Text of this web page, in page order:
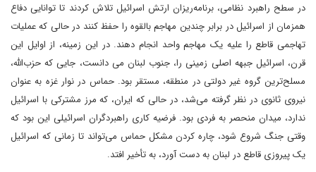
در سطح راهبرد نظامی، برنامه‌ریزان ارتش اسرائیل تلاش کردند تا توانایی دفاع
همزمان از اسرائیل در برابر چندین مهاجم بالقوه را حفظ کنند در حالی که عملیات
تهاجمی قاطع را علیه یک مهاجم واحد انجام دهند. در این زمینه، از اوایل این
قرن، اسرائیل جبهه اصلی زمینی را، جنوب لبنان می دانست، جایی که حزب‌الله،
مسلح‌ترین گروه غیر دولتی در منطقه، مستقر بود. حماس در نوار غزه به عنوان
نیروی ثانوی در نظر گرفته می‌شد، در حالی که ایران، که مرز مشترکی با اسرائیل
ندارد، میدان منحصر به فردی بود. فرضیه کاری راهبردگران اسرائیلی این بود که
وقتی جنگ شروع شود، چاره کردن مشکل حماس می‌تواند تا زمانی که اسرائیل
یک پیروزی قاطع در لبنان به دست آورد، به تأخیر افتد.